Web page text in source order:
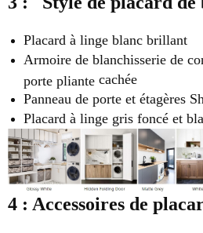
Placard à linge blanc brillant
Armoire de blanchisserie de
porte pliante cachée
Panneau de porte et étagères
Placard à linge gris foncé et
4 : Accessoires de